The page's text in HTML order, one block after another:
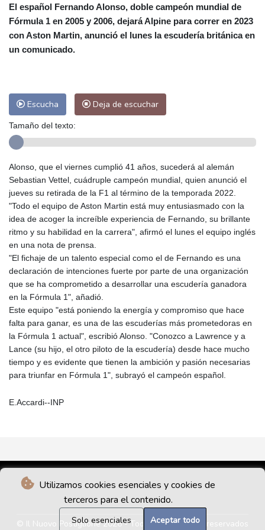
Utilizamos cookies esenciales y cookies de
terceros para el contenido.
Solo esenciales Aceptar todo
Alicante
33 °C Córdoba
39 °C
Málaga
34 °C Murcia
37 °C
Las Palmas de Gran Canaria
San José
40 °C Asunción
Panama City
28 °C
El español Fernando Alonso, doble campeón mundial de
Fórmula 1 en 2005 y 2006, dejará Alpine para correr en 2023
con Aston Martin, anunció el lunes la escudería británica en
un comunicado.
Escucha Deja de escuchar
Tamaño del texto:
Alonso, que el viernes cumplió 41 años, sucederá al alemán
Sebastian Vettel, cuádruple campeón mundial, quien anunció el
jueves su retirada de la F1 al término de la temporada 2022.
"Todo el equipo de Aston Martin está muy entusiasmado con la
idea de acoger la increíble experiencia de Fernando, su brillante
ritmo y su habilidad en la carrera", afirmó el lunes el equipo inglés
en una nota de prensa.
"El fichaje de un talento especial como el de Fernando es una
declaración de intenciones fuerte por parte de una organización
que se ha comprometido a desarrollar una escudería ganadora
en la Fórmula 1", añadió.
Este equipo "está poniendo la energía y compromiso que hace
falta para ganar, es una de las escuderías más prometedoras en
la Fórmula 1 actual", escribió Alonso. "Conozco a Lawrence y a
Lance (su hijo, el otro piloto de la escudería) desde hace mucho
tiempo y es evidente que tienen la ambición y pasión necesarias
para triunfar en Fórmula 1", subrayó el campeón español.
E.Accardi--INP
© Il Nuovo Postiglione 2026 - Todos los derechos reservados